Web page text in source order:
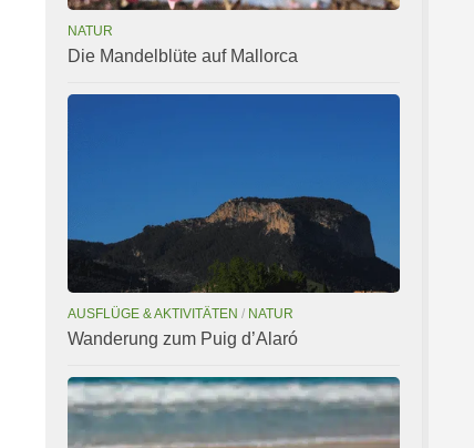
NATUR
Die Mandelblüte auf Mallorca
AUSFLÜGE & AKTIVITÄTEN / NATUR
Wanderung zum Puig d’Alaró